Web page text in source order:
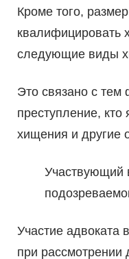
Кроме того,
квалифицировать
следующие виды
Это связано с тем
преступление,
хищения и другие
Участвующий
Участие адвоката
при рассмотрении